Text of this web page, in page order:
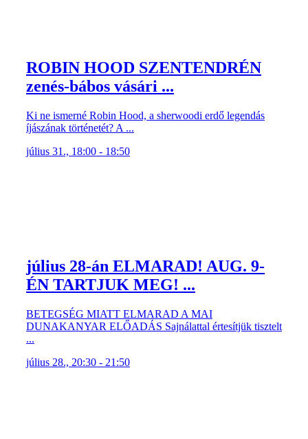
ROBIN HOOD SZENTENDRÉN
zenés-bábos vásári ...
Ki ne ismerné Robin Hood, a sherwoodi erdő legendás
íjászának történetét? A ...
július 31., 18:00 - 18:50
július 28-án ELMARAD! AUG. 9-
ÉN TARTJUK MEG! ...
BETEGSÉG MIATT ELMARAD A MAI
DUNAKANYAR ELŐADÁS Sajnálattal értesítjük tisztelt
...
július 28., 20:30 - 21:50